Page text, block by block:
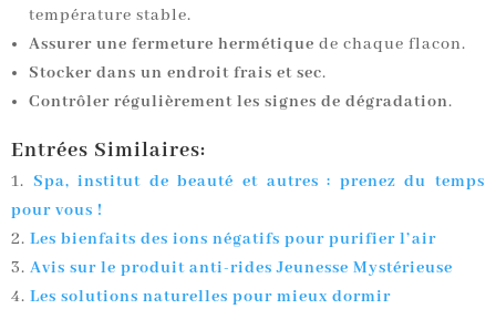
température stable.
Assurer une fermeture hermétique de chaque flacon.
Stocker dans un endroit frais et sec.
Contrôler régulièrement les signes de dégradation.
Entrées Similaires:
Spa, institut de beauté et autres : prenez du temps
pour vous !
Les bienfaits des ions négatifs pour purifier l’air
Avis sur le produit anti-rides Jeunesse Mystérieuse
Les solutions naturelles pour mieux dormir